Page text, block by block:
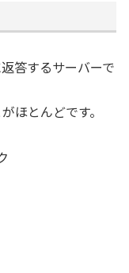
答するサーバーで
ほとんどです。